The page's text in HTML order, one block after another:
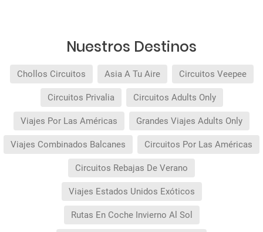
Nuestros Destinos
Chollos Circuitos Asia A Tu Aire Circuitos Veepee
Circuitos Privalia Circuitos Adults Only
Viajes Por Las Américas Grandes Viajes Adults Only
Viajes Combinados Balcanes Circuitos Por Las Américas
Circuitos Rebajas De Verano
Viajes Estados Unidos Exóticos
Rutas En Coche Invierno Al Sol